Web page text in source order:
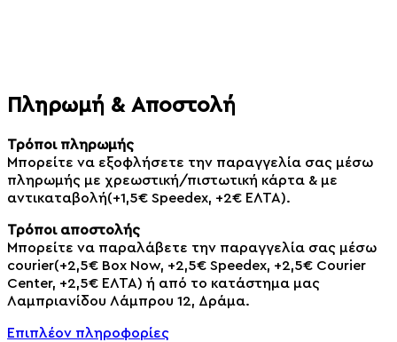
Πληρωμή & Αποστολή
Τρόποι πληρωμής
Μπορείτε να εξοφλήσετε την παραγγελία σας μέσω
πληρωμής με χρεωστική/πιστωτική κάρτα & με
αντικαταβολή(+1,5€ Speedex, +2€ ΕΛΤΑ).
Τρόποι αποστολής
Μπορείτε να παραλάβετε την παραγγελία σας μέσω
courier(+2,5€ Box Now, +2,5€ Speedex, +2,5€ Courier
Center, +2,5€ ΕΛΤΑ) ή από το κατάστημα μας
Λαμπριανίδου Λάμπρου 12, Δράμα.
Επιπλέον πληροφορίες